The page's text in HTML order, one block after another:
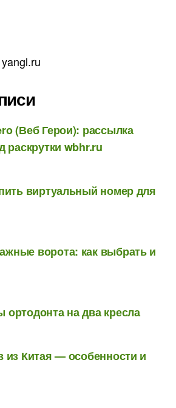
(Веб Герои): рассылка
раскрутки wbhr.ru
виртуальный номер для
ворота: как выбрать и
ортодонта на два кресла
из Китая — особенности и